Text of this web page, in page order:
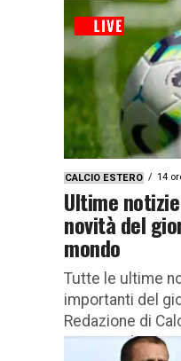
CALCIO ESTERO 14
Ultime
novità del
mondo
Tutte le ultime
importanti del
Redazione di
con tutte le...